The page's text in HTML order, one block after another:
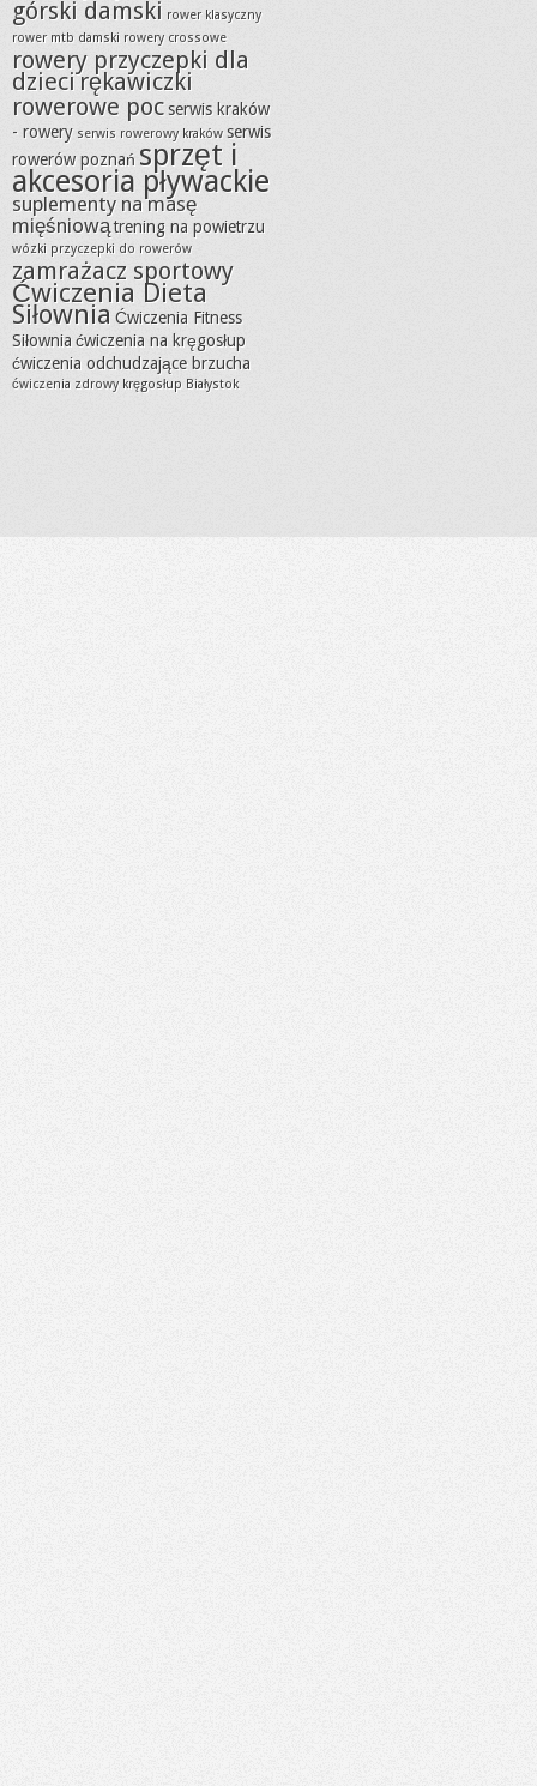
górski damski rower klasyczny
rower mtb damski rowery crossowe
rowery przyczepki dla
dzieci rękawiczki
rowerowe pocserwis kraków
- rowery serwis rowerowy kraków serwis
rowerów poznań sprzęt i
akcesoria pływackie
suplementy na masę
mięśniowątrening na powietrzu
wózki przyczepki do rowerów
zamrażacz sportowy
Ćwiczenia Dieta
SiłowniaĆwiczenia Fitness
Siłowniaćwiczenia na kręgosłup
ćwiczenia odchudzające brzucha
ćwiczenia zdrowy kręgosłup Białystok